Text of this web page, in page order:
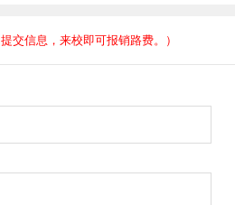
提交信息，来校即可报销路费。）